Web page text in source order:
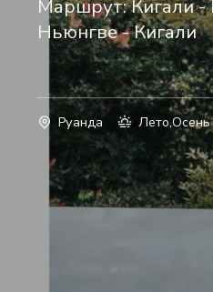
Маршрут: Кигали -
Ньюнгве - Кигали
Руанда Лето,Осень